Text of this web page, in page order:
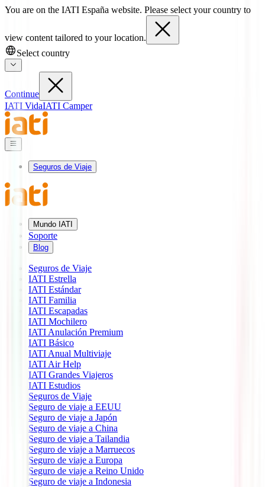
You are on the IATI España website. Please select your country to
view content tailored to your location.
Select country
Continue
IATI VidaIATI Camper
Seguros de Viaje
Mundo IATI
Soporte
Blog
Seguros de Viaje
IATI Estrella
IATI Estándar
IATI Familia
IATI Escapadas
IATI Mochilero
IATI Anulación Premium
IATI Básico
IATI Anual Multiviaje
IATI Air Help
IATI Grandes Viajeros
IATI Estudios
Seguros de Viaje
Seguro de viaje a EEUU
Seguro de viaje a Japón
Seguro de viaje a China
Seguro de viaje a Tailandia
Seguro de viaje a Marruecos
Seguro de viaje a Europa
Seguro de viaje a Reino Unido
Seguro de viaje a Indonesia